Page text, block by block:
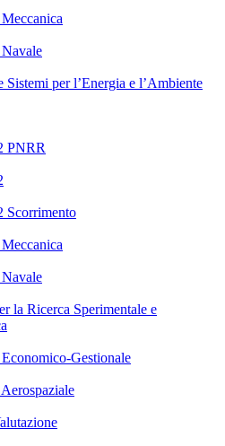
Sistemi per l’Energia e l’Ambiente
PNRR
Scorrimento
la Ricerca Sperimentale e
Gestionale